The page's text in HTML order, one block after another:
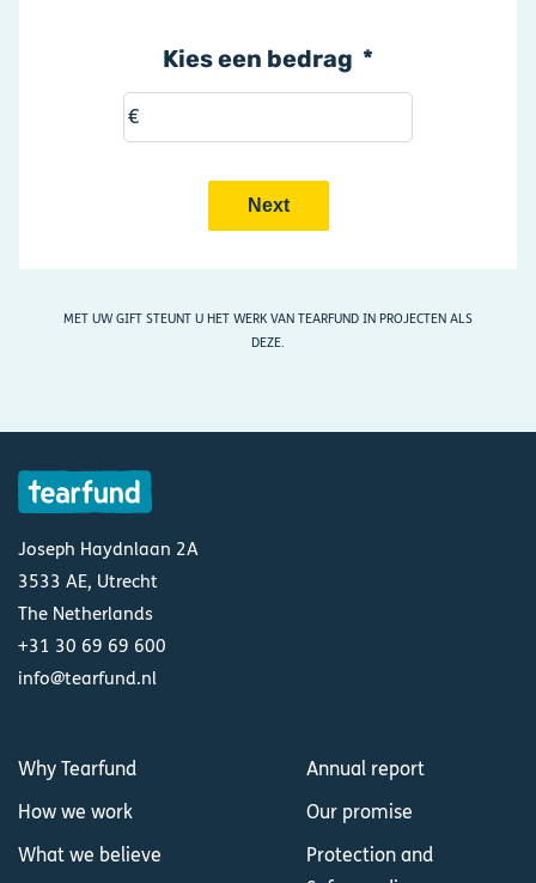
Kies een bedrag
€
MET UW GIFT STEUNT U HET WERK VAN TEARFUND IN PROJECTEN ALS
DEZE.
Joseph Haydnlaan 2A
3533 AE, Utrecht
The Netherlands
+31 30 69 69 600
info@tearfund.nl
Why Tearfund
How we work
What we believe
Annual report
Our promise
Protection and